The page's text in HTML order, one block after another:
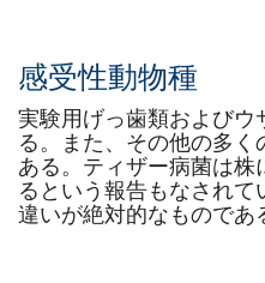
感受性動物種
実験用げっ歯類およびウ
る。また、その他の多
ある。ティザー病菌は株
るという報告もなされ
違いが絶対的なものであ